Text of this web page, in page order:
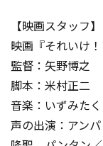
【映画スタッフ】
映画『それいけ
監督：矢野博之
脚本：米村正二
音楽：いずみた
声の出演：アン